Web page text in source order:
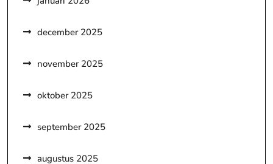
december 2025
november 2025
oktober 2025
september 2025
augustus 2025